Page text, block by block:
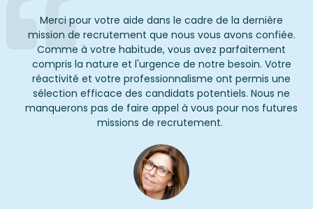
Merci pour votre aide dans le cadre de la dernière
mission de recrutement que nous vous avons confiée.
Comme à votre habitude, vous avez parfaitement
compris la nature et l'urgence de notre besoin. Votre
réactivité et votre professionnalisme ont permis une
sélection efficace des candidats potentiels. Nous ne
manquerons pas de faire appel à vous pour nos futures
missions de recrutement.